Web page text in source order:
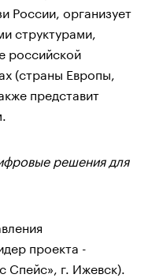
России, организует
структурами,
российской
(страны Европы,
представит
решения для
проекта -
г. Ижевск).